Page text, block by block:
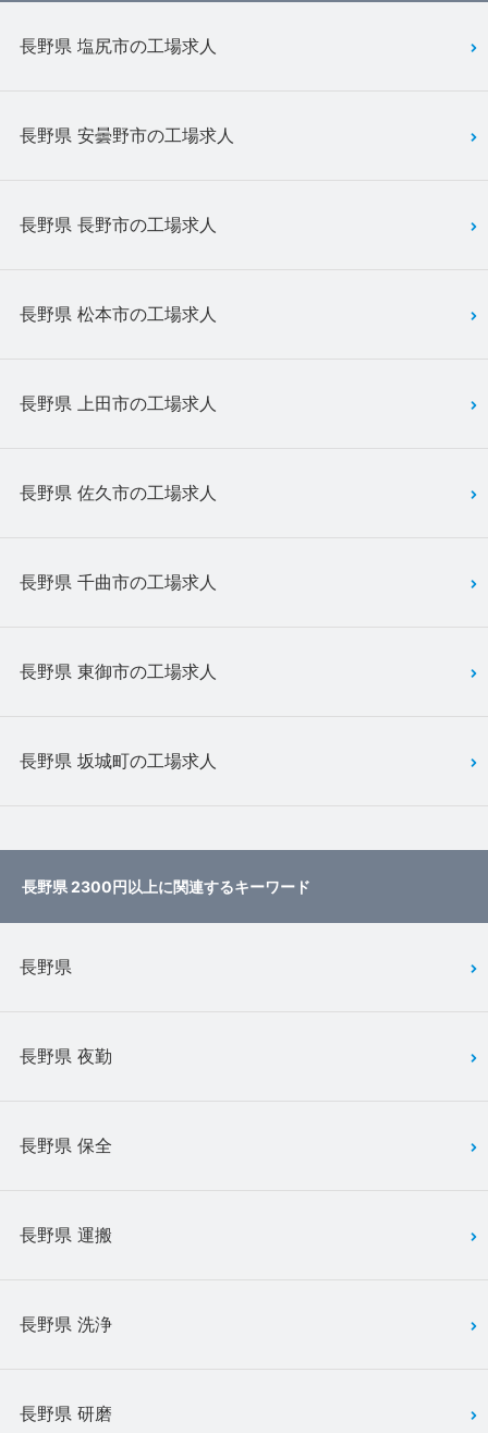
長野県 塩尻市の工場求人
長野県 安曇野市の工場求人
長野県 長野市の工場求人
長野県 松本市の工場求人
長野県 上田市の工場求人
長野県 佐久市の工場求人
長野県 千曲市の工場求人
長野県 東御市の工場求人
長野県 坂城町の工場求人
長野県 2300円以上に関連するキーワード
長野県
長野県 夜勤
長野県 保全
長野県 運搬
長野県 洗浄
長野県 研磨